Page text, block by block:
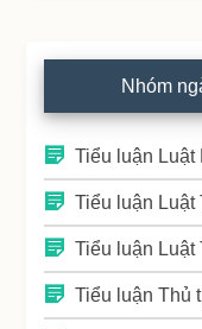
Nhóm
Tiểu luận
Tiểu luận Luật
Tiểu luận
Tiểu luận Thủ